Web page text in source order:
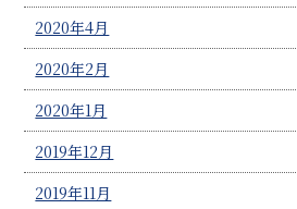
2020年4月
2020年2月
2020年1月
2019年12月
2019年11月